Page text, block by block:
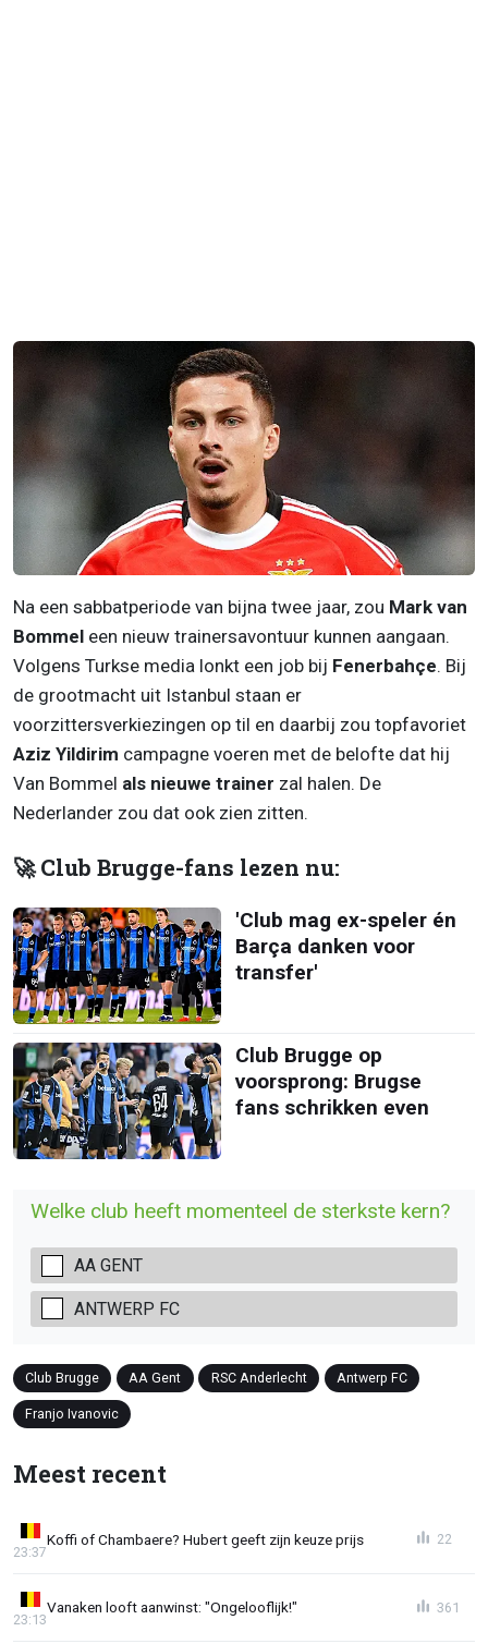
Na een sabbatperiode van bijna twee jaar, zou Mark van
Bommel een nieuw trainersavontuur kunnen aangaan.
Volgens Turkse media lonkt een job bij Fenerbahçe. Bij
de grootmacht uit Istanbul staan er
voorzittersverkiezingen op til en daarbij zou topfavoriet
Aziz Yildirim campagne voeren met de belofte dat hij
Van Bommel als nieuwe trainer zal halen. De
Nederlander zou dat ook zien zitten.
🚀 Club Brugge-fans lezen nu:
'Club mag ex-speler én
Barça danken voor
transfer'
Club Brugge op
voorsprong: Brugse
fans schrikken even
Welke club heeft momenteel de sterkste kern?
AA GENT
ANTWERP FC
Club Brugge AA Gent RSC Anderlecht Antwerp FC
Franjo Ivanovic
Meest recent
Koffi of Chambaere? Hubert geeft zijn keuze prijs
23:37
22
Vanaken looft aanwinst: "Ongelooflijk!"
23:13
361